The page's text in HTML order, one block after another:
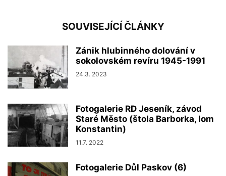
SOUVISEJÍCÍ ČLÁNKY
Zánik hlubinného dolování v
sokolovském revíru 1945-1991
24.3. 2023
Fotogalerie RD Jeseník, závod
Staré Město (štola Barborka, lom
Konstantin)
11.7. 2022
Fotogalerie Důl Paskov (6)